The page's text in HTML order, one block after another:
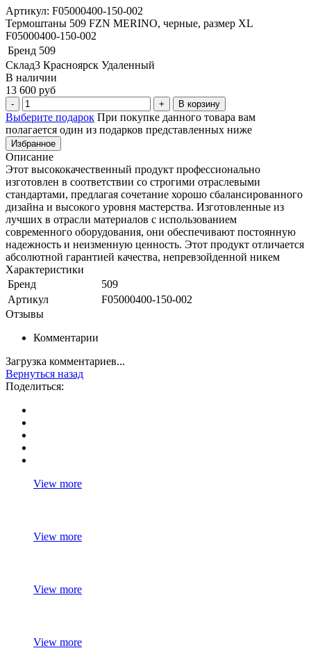
Артикул: F05000400-150-002
Термоштаны 509 FZN MERINO, черные, размер XL
F05000400-150-002
Бренд 509
Склад3 Красноярск Удаленный
В наличии
13 600 руб
В корзину
Выберите подарок При покупке данного товара вам
полагается один из подарков представленных ниже
Избранное
Описание
Этот высококачественный продукт профессионально
изготовлен в соответствии со строгими отраслевыми
стандартами, предлагая сочетание хорошо сбалансированного
дизайна и высокого уровня мастерства. Изготовленные из
лучших в отрасли материалов с использованием
современного оборудования, они обеспечивают постоянную
надежность и неизменную ценность. Этот продукт отличается
абсолютной гарантией качества, непревзойденной никем
Характеристики
Бренд
509
Артикул
F05000400-150-002
Отзывы
Комментарии
Загрузка комментариев...
Вернуться назад
Поделиться:
View more
View more
View more
View more